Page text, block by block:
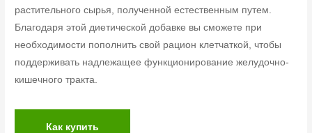
растительного сырья, полученной естественным путем.
Благодаря этой диетической добавке вы сможете при
необходимости пополнить свой рацион клетчаткой, чтобы
поддерживать надлежащее функционирование желудочно-
кишечного тракта.
Как купить